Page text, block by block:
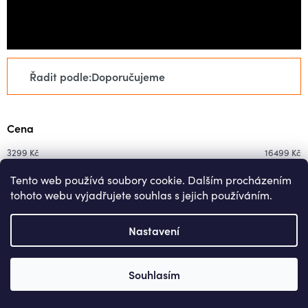
Tento web používá soubory cookie. Dalším procházením
tohoto webu vyjadřujete souhlas s jejich používáním.
Nastavení
Souhlasím
Ř
z
e
n
í
p
r
o
u
k
ů
Řadit podle:Doporučujeme
Cena
3299Kč 16499Kč
V
ý
p